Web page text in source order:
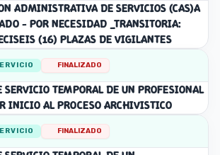
ADMINISTRATIVA DE SERVICIOS (CAS)A
- POR NECESIDAD _TRANSITORIA:
(16) PLAZAS DE VIGILANTES
FINALIZADO
SERVICIO TEMPORAL DE UN PROFESIONAL
INICIO AL PROCESO ARCHIVISTICO
FINALIZADO